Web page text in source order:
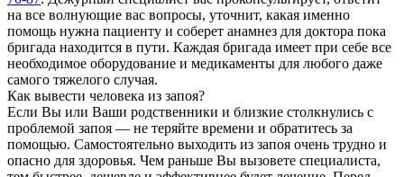
на все волнующие вас вопросы, уточнит, какая именно
помощь нужна пациенту и соберет анамнез для доктора пока
бригада находится в пути. Каждая бригада имеет при себе все
необходимое оборудование и медикаменты для любого даже
самого тяжелого случая.
Как вывести человека из запоя?
Если Вы или Ваши родственники и близкие столкнулись с
проблемой запоя — не теряйте времени и обратитесь за
помощью. Самостоятельно выходить из запоя очень трудно и
опасно для здоровья. Чем раньше Вы вызовете специалиста,